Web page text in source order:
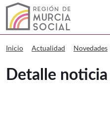
Murcia Social
Inicio Actualidad Novedades
Detalle noticia